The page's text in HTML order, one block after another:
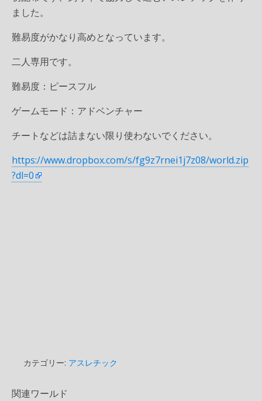
e
b
o
o
k
e
a
e itt
ました。
難易度がかなり高めとなっています。
二人専用です。
難易度：ピースフル
ゲームモード：アドベンチャー
チートなどは詰まない限り使わないでください。
https://www.dropbox.com/s/fg9z7rnei1j7z08/world.zip
?dl=0
カテゴリー: アスレチック
関連ワールド